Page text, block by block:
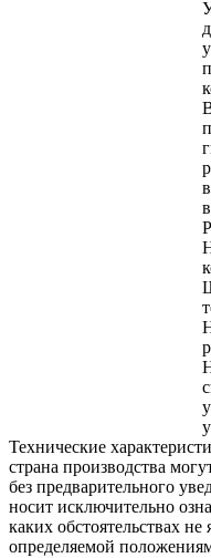
Технические
страна производства
без предварительного
носит исключительно
каких обстоятельствах
определяемой